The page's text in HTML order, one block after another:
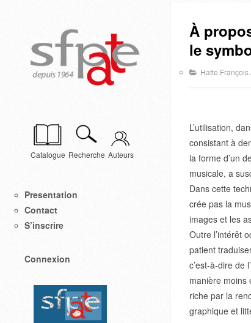
Catalogue Recherche Auteurs
Presentation
Contact
S’inscrire
Connexion
À
le
Hatte François
L’utilisation,
consistant à
la forme d’un
musicale, a
Dans cette
crée pas la
images et les
Outre l’intérêt
patient
c’est-à-dire de
manière moins
riche par la
graphique et